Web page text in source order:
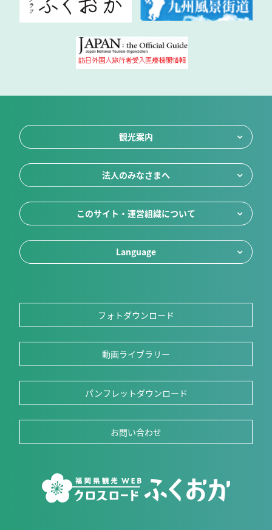
観光案内
法人のみなさまへ
このサイト・運営組織について
Language
フォトダウンロード
動画ライブラリー
パンフレットダウンロード
お問い合わせ